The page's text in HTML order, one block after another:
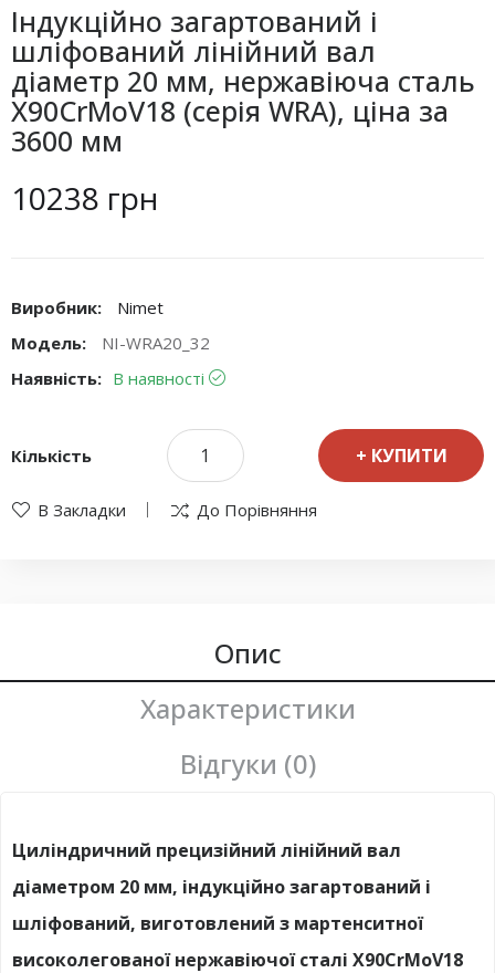
Індукційно загартований і
шліфований лінійний вал
діаметр 20 мм, нержавіюча сталь
X90CrMoV18 (серія WRA), ціна за
3600 мм
10238 грн
Виробник:
Nimet
Модель:
NI-WRA20_32
Наявність: В наявності
Кількість КУПИТИ
В Закладки До Порівняння
Опис
Характеристики
Відгуки (0)
Циліндричний прецизійний лінійний вал
діаметром 20 мм, індукційно загартований і
шліфований, виготовлений з мартенситної
високолегованої нержавіючої сталі X90CrMoV18